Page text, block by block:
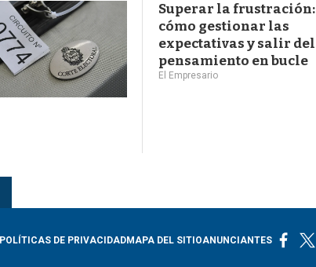
Superar la frustración:
cómo gestionar las
expectativas y salir del
pensamiento en bucle
El Empresario
POLÍTICAS DE PRIVACIDADMAPA DEL SITIOANUNCIANTES